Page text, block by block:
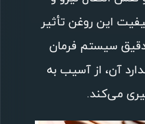
این روغن تأثیر
سیستم فرمان
آن، از آسیب به
می‌کند.